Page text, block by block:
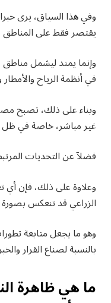
وفي هذا السياق، يرى
يقتصر فقط على المناطق
وإنما يمتد ليشمل
في أنظمة الرياح
وبناء على ذلك، تصبح
غير مباشر، خاصة في ظل
فضلآ عن التحديات
وعلاوة على ذلك، فإن أي
الزراعي قد تنعكس
بالنسبة لصناع القرار